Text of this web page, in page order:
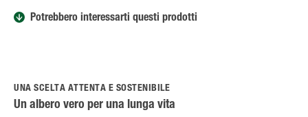
Potrebbero interessarti questi prodotti
UNA SCELTA ATTENTA E SOSTENIBILE
Un albero vero per una lunga vita